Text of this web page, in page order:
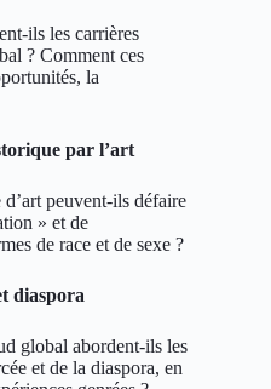
ils les carrières
? Comment ces
la
par l’art
peuvent-ils défaire
» et de
de race et de sexe ?
diaspora
global abordent-ils les
et de la diaspora, en